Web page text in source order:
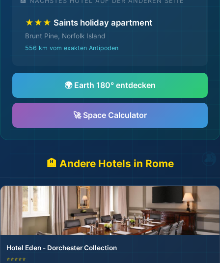
★★★ Saints holiday apartment
Brunt Pine, Norfolk Island
556 km vom exakten Antipoden
🌍 Earth 180° entdecken
🚀 Space Calculator
🏨 Andere Hotels in Rome
Hotel Eden - Dorchester Collection
⭐⭐⭐⭐⭐